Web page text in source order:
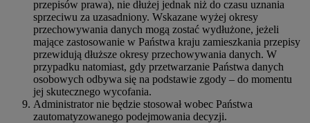
przepisów prawa), nie dłużej jednak niż do czasu uznania
sprzeciwu za uzasadniony. Wskazane wyżej okresy
przechowywania danych mogą zostać wydłużone, jeżeli
mające zastosowanie w Państwa kraju zamieszkania przepisy
przewidują dłuższe okresy przechowywania danych. W
przypadku natomiast, gdy przetwarzanie Państwa danych
osobowych odbywa się na podstawie zgody – do momentu
jej skutecznego wycofania.
Administrator nie będzie stosował wobec Państwa
zautomatyzowanego podejmowania decyzji.